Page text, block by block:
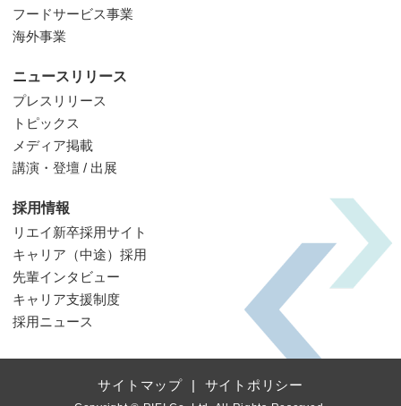
フードサービス事業
海外事業
ニュースリリース
プレスリリース
トピックス
メディア掲載
講演・登壇 / 出展
採用情報
リエイ新卒採用サイト
キャリア（中途）採用
先輩インタビュー
キャリア支援制度
採用ニュース
サイトマップ サイトポリシー